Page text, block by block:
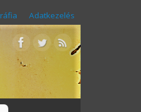
Adatkezelés